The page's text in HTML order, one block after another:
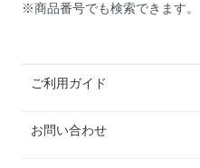
※商品番号でも検索できます。
ご利用ガイド
お問い合わせ